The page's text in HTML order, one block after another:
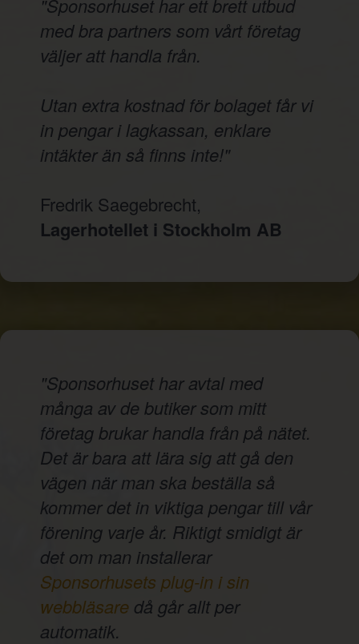
"Sponsorhuset har ett brett utbud
med bra partners som vårt företag
väljer att handla från.
Utan extra kostnad för bolaget får vi
in pengar i lagkassan, enklare
intäkter än så finns inte!"
Fredrik Saegebrecht,
Lagerhotellet i Stockholm AB
"Sponsorhuset har avtal med
många av de butiker som mitt
företag brukar handla från på nätet.
Det är bara att lära sig att gå den
vägen när man ska beställa så
kommer det in viktiga pengar till vår
förening varje år. Riktigt smidigt är
det om man installerar
Sponsorhusets plug-in i sin
webbläsare då går allt per
automatik.